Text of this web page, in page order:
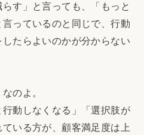
す」と言っても、「もっと
っているのと同じで、行動
たらよいのかが分からない
のよ。
動しなくなる」「選択肢が
いる方が、顧客満足度は上